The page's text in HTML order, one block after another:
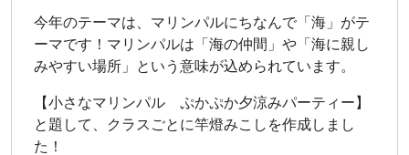
今年のテーマは、マリンパルにちなんで「海」がテ
ーマです！マリンパルは「海の仲間」や「海に親し
みやすい場所」という意味が込められています。
【小さなマリンパル ぷかぷか夕涼みパーティー】
と題して、クラスごとに竿燈みこしを作成しまし
た！